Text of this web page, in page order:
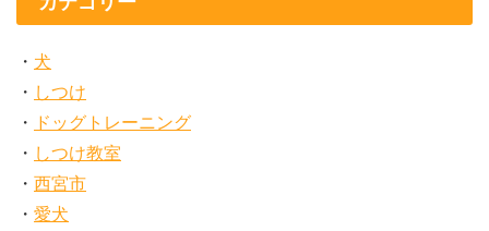
犬
しつけ
ドッグトレーニング
しつけ教室
西宮市
愛犬